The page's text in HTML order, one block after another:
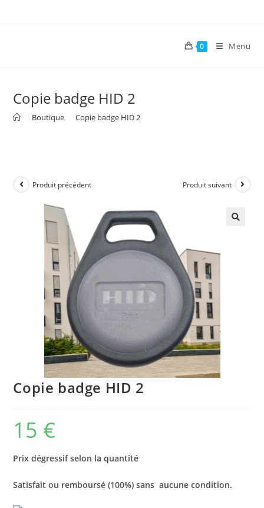
0 Menu
Copie badge HID 2
Boutique Copie badge HID 2
Produit précédent Produit suivant
Copie badge HID 2
15 €
Prix dégressif selon la quantité
Satisfait ou remboursé (100%) sans aucune condition.